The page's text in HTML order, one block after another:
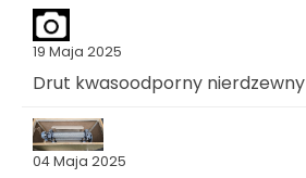
19 Maja 2025
Drut kwasoodporny nierdzewny
04 Maja 2025